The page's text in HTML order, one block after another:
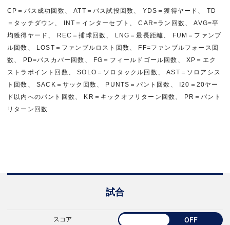
CP＝パス成功回数、 ATT＝パス試投回数、 YDS＝獲得ヤード、 TD
＝タッチダウン、 INT＝インターセプト、 CAR=ラン回数、 AVG=平
均獲得ヤード、 REC＝捕球回数、 LNG＝最長距離、 FUM＝ファンブ
ル回数、 LOST＝ファンブルロスト回数、 FF=ファンブルフォース回
数、 PD=パスカバー回数、 FG＝フィールドゴール回数、 XP＝エク
ストラポイント回数、 SOLO＝ソロタックル回数、 AST＝ソロアシス
ト回数、 SACK＝サック回数、 PUNTS＝パント回数、 I20＝20ヤー
ド以内へのパント回数、 KR＝キックオフリターン回数、 PR＝パント
リターン回数
試合
スコア OFF